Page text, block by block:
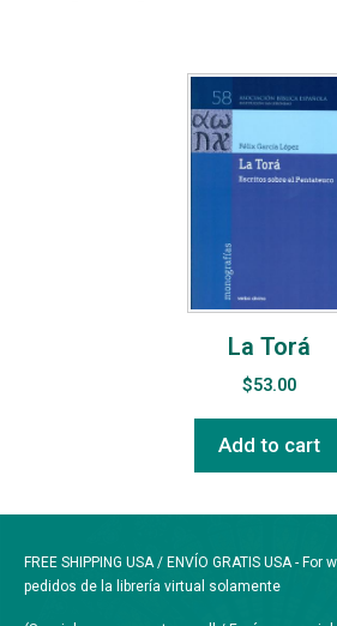
La Torá
$53.00
Add to cart
FREE SHIPPING USA / ENVÍO GRATIS USA -
pedidos de la librería virtual solamente